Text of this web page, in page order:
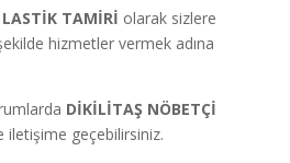
TAMİRİ olarak sizlere
hizmetler vermek adına
DİKİLİTAŞ NÖBETÇİ
iletişime geçebilirsiniz.